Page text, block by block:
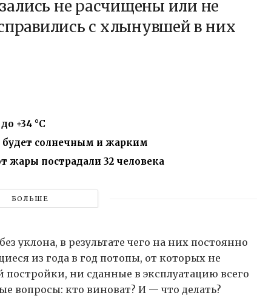
не расчищены или не
с хлынувшей в них
+34 °C
будет солнечным и жарким
жары пострадали 32 человека
БОЛЬШЕ
уклона, в результате чего на них постоянно
из года в год потопы, от которых не
ни сданные в эксплуатацию всего
вопросы: кто виноват? И — что делать?